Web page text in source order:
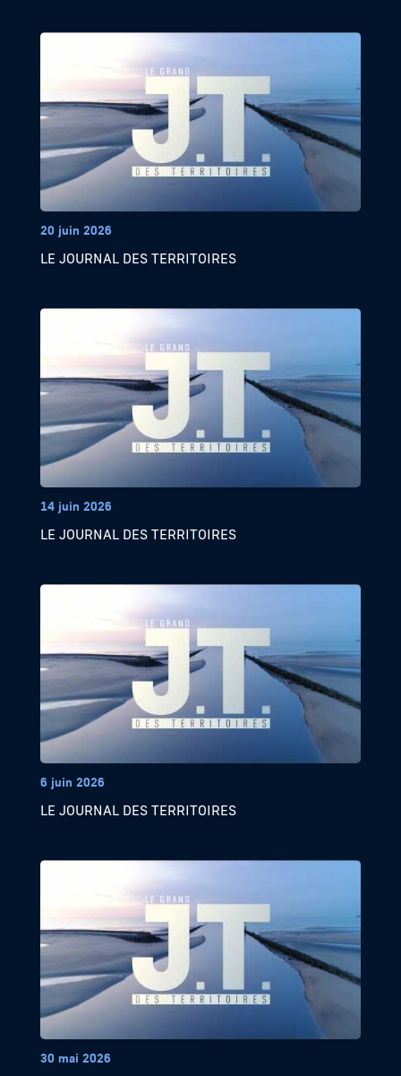
20 juin 2026
LE JOURNAL DES TERRITOIRES
14 juin 2026
LE JOURNAL DES TERRITOIRES
6 juin 2026
LE JOURNAL DES TERRITOIRES
30 mai 2026